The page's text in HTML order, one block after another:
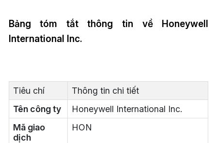
Bảng tóm tắt thông tin về Honeywell
International Inc.
Tiêu chí
Thông tin chi tiết
Tên công ty
Honeywell International Inc.
Mã giao
dịch
HON